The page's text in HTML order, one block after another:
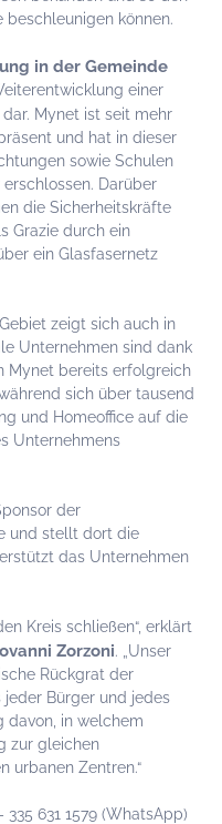
beschleunigen können.
in der Gemeinde
einer
dar. Mynet ist seit mehr
und hat in dieser
sowie Schulen
Darüber
die Sicherheitskräfte
Grazie durch ein
ein Glasfasernetz
zeigt sich auch in
Unternehmen sind dank
Mynet bereits erfolgreich
sich über tausend
und Homeoffice auf die
Unternehmens
der
und stellt dort die
das Unternehmen
Kreis schließen“, erklärt
Zorzoni. „Unser
Rückgrat der
jeder Bürger und jedes
davon, in welchem
zur gleichen
urbanen Zentren.“
335 631 1579 (WhatsApp)